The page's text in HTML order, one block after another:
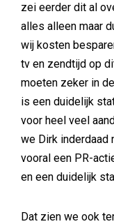
zei eerder dit al
alles alleen maar
wij kosten
tv en zendtijd op
moeten zeker in
is een duidelijk
voor heel veel
we Dirk inderdaad
vooral een PR-
en een duidelijk
Dat zien we ook